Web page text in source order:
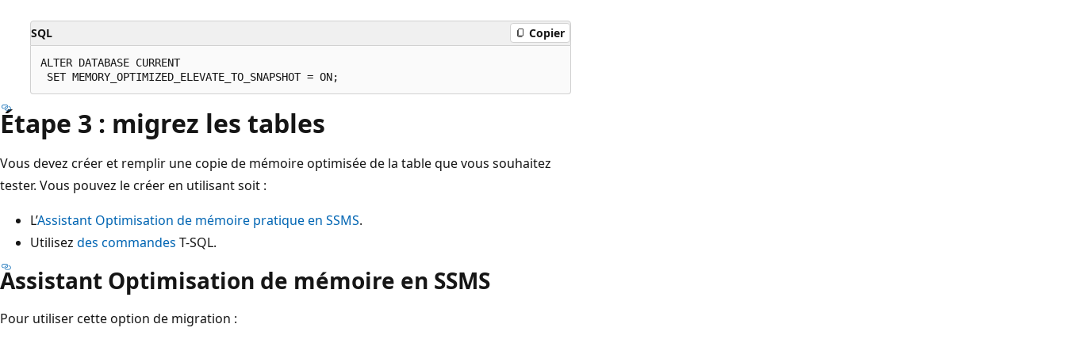
SQL Copier
ALTER DATABASE CURRENT
Étape 3 : migrez les tables
Vous devez créer et remplir une copie de mémoire optimisée de la table que vous souhaitez
tester. Vous pouvez le créer en utilisant soit :
L’Assistant Optimisation de mémoire pratique en SSMS.
Utilisez des commandes T-SQL.
Assistant Optimisation de mémoire en SSMS
Pour utiliser cette option de migration :